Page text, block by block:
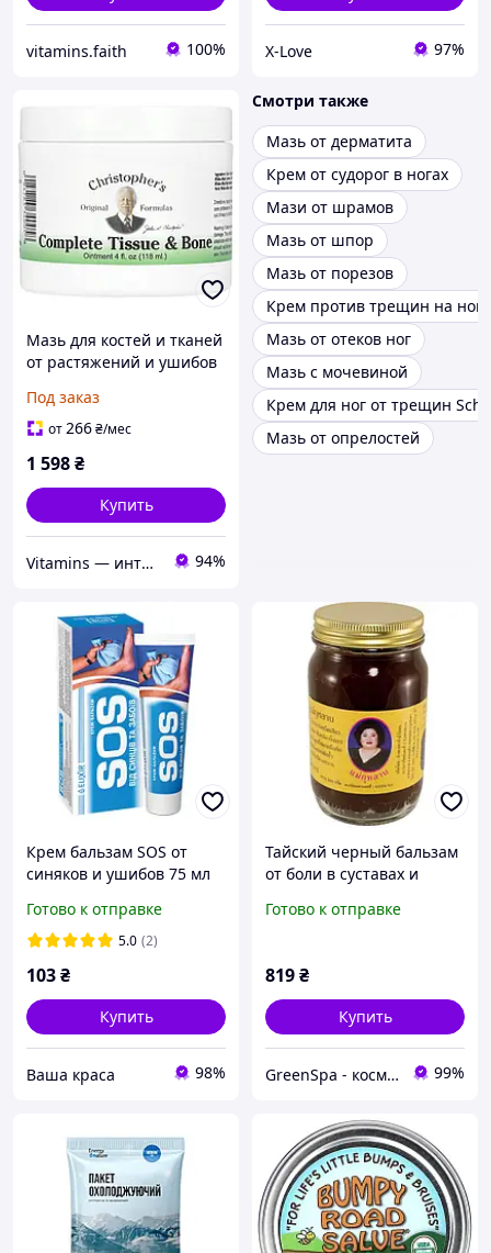
vitamins.faith 100% X-Love 97%
Мазь для костей и тканей
от растяжений и ушибов
Formulas (Complete Tissue
& Bone
Под заказ
от266₴/мес
1 598₴
Купить
Vitamins — интернет-магазин витаминов и минералов 94%
Смотри также
Мазь от дерматита
Крем от судорог в ногах
Мази от шрамов
Мазь от шпор
Мазь от порезов
Крем против трещин на
Мазь от отеков ног
Мазь с мочевиной
Крем для ног от трещин
Мазь от опрелостей
Крем бальзам SOS от
синяков и ушибов 75 мл
Готово к отправке
5.0 (2)
103₴
Купить
Ваша краса 98%
Тайский черный бальзам
от боли в суставах и
Hamar Osoth/Кулаб,
Готово к отправке
819₴
Купить
GreenSpa - косметика и товары для здоровья из Таиланда в Украине 99%